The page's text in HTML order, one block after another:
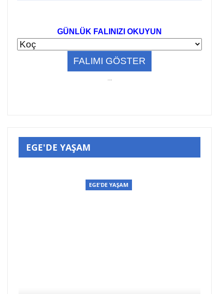
GÜNLÜK FALINIZI OKUYUN
EGE'DE YAŞAM
EGE'DE YAŞAM